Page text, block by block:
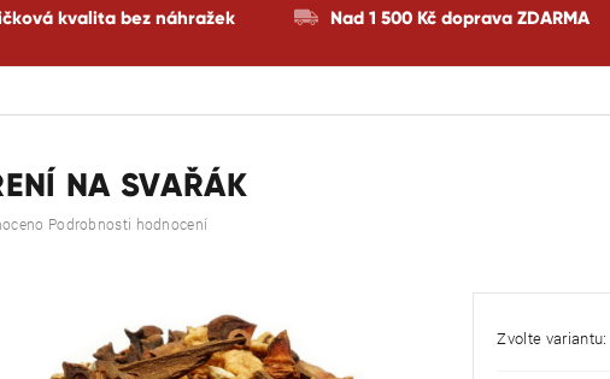
kvalita bez náhražek Nad 1 500 Kč doprava ZDARMA
NA SVAŘÁK
Podrobnosti hodnocení
Zvolte variantu: